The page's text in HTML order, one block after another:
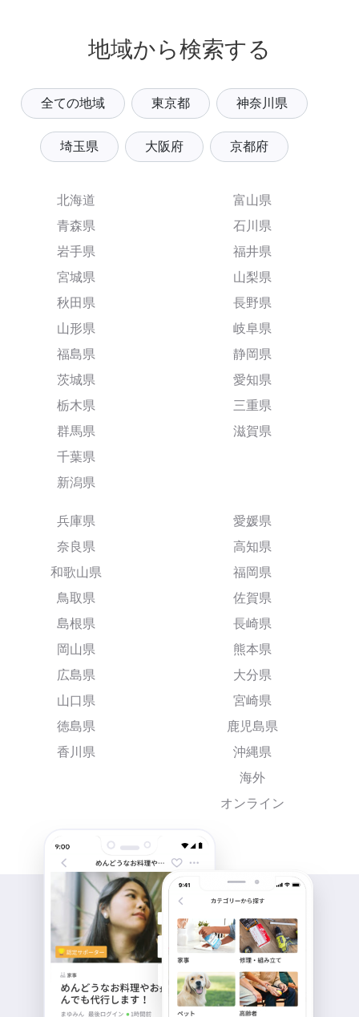
地域から検索する
全ての地域 東京都 神奈川県
埼玉県 大阪府 京都府
北海道
青森県
岩手県
宮城県
秋田県
山形県
福島県
茨城県
栃木県
群馬県
千葉県
新潟県
富山県
石川県
福井県
山梨県
長野県
岐阜県
静岡県
愛知県
三重県
滋賀県
兵庫県
奈良県
和歌山県
鳥取県
島根県
岡山県
広島県
山口県
徳島県
香川県
愛媛県
高知県
福岡県
佐賀県
長崎県
熊本県
大分県
宮崎県
鹿児島県
沖縄県
海外
オンライン